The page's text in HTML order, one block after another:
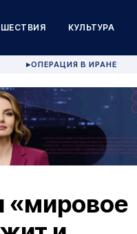
КУЛЬТУРА
▶ОПЕРАЦИЯ В ИРАНЕ
«мировое